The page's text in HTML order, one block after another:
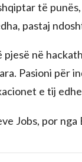
të
pastaj
pjesë në
Pasioni për
e tij
Jobs, por nga